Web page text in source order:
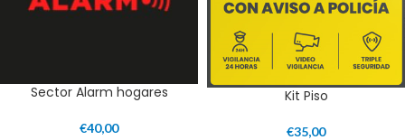
Sector Alarm hogares
€40,00
Kit Piso
€35,00